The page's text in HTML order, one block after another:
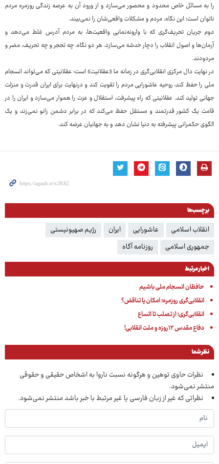
را به مسائل خاص محدود و محصور می‌سازد و از ورود آن به عرصه زندگی روزمره مردم
ناتوان است؛ این نگاه، مردم و مشکلات واقعی‌شان را نمی‌بیند.
دوم جریان تحریف‌گری که با وارونه‌نمایی واقعیت‌ها، به مردم آدرس غلط می‌دهد و
آرمان‌ها و اصول انقلاب را دچار خدشه می‌سازد. هر دو نگاه، چه تحجر و چه تحریف، مضر و
مردودند.
در نهایت دال مرکزی انقلابی‌گری در زمانه ما «عقلانیت» است؛ عقلانیتی که می‌تواند انسجام
ملی را حفظ کند، روحیه عاشورایی مردم را تقویت کند و درنهایت برای ایران قدرت و منزلت
جهانی تولید کند. عقلانیتی که راه پیشرفت، استقلال و عزت را هموار می‌سازد و ایران را در
قامت یک کشور قدرتمند و مستقل حفظ می‌کند که در برابر دشمن زانو نمی‌زند و یک
الگوی حکمرانی پیشرفته به دنیا نشان دهد و به جهانیان عرضه کند.
برچسب‌ها
انقلاب اسلامی عاشورایی ایران
رژیم صهیونیستی
جمهوری اسلامی
روزنامه آگاه
اخبار مرتبط
حافظان انسجام ملی باشیم
انقلابی‌گری روزمره؛ امکان یا تناقض؟
انقلابی‌گری؛ از تصلب تا اتساع
دفاع مقدس ۱۲روزه و ملت انقلابی!
نظر شما
نظرات حاوی توهین و هرگونه نسبت ناروا به اشخاص حقیقی و حقوقی
منتشر نمی‌شود.
نظراتی که غیر از زبان فارسی یا غیر مرتبط با خبر باشد منتشر نمی‌شود.